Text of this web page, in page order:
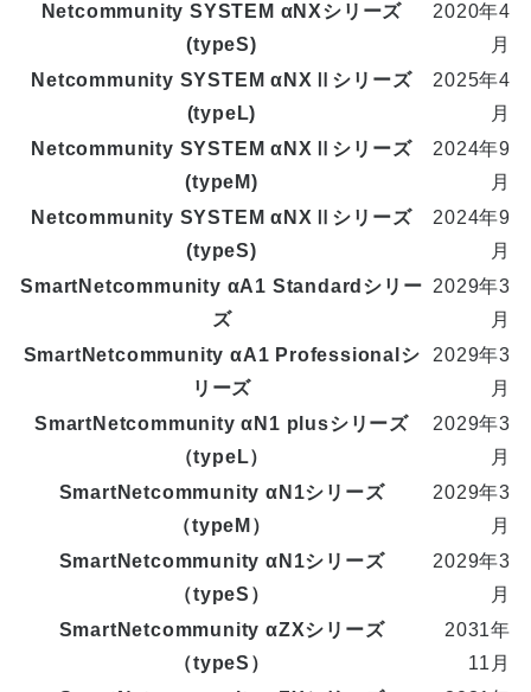
Netcommunity SYSTEM αNXシリーズ
(typeS)
2020年4
月
Netcommunity SYSTEM αNXⅡシリーズ
(typeL)
2025年4
月
Netcommunity SYSTEM αNXⅡシリーズ
(typeM)
2024年9
月
Netcommunity SYSTEM αNXⅡシリーズ
(typeS)
2024年9
月
SmartNetcommunity αA1 Standardシリー
ズ
2029年3
月
SmartNetcommunity αA1 Professionalシ
リーズ
2029年3
月
SmartNetcommunity αN1 plusシリーズ
（typeL）
2029年3
月
SmartNetcommunity αN1シリーズ
（typeM）
2029年3
月
SmartNetcommunity αN1シリーズ
（typeS）
2029年3
月
SmartNetcommunity αZXシリーズ
（typeS）
2031年
11月